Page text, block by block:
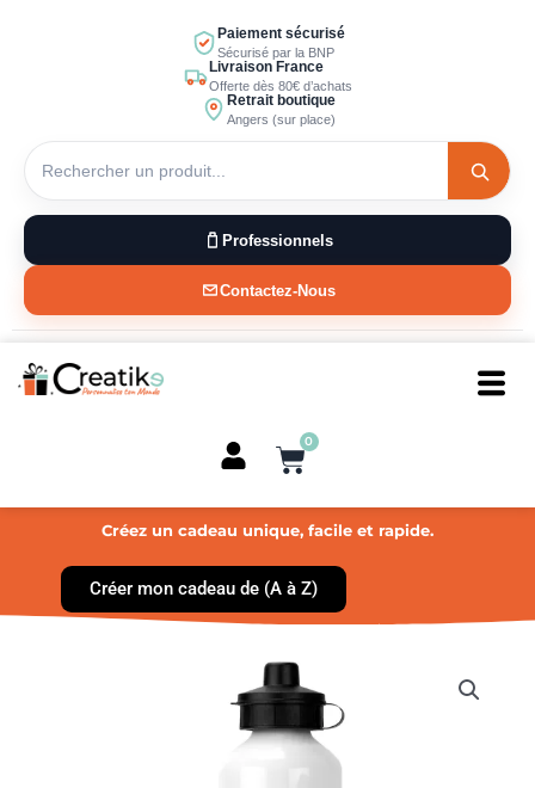
Paiement sécurisé
Sécurisé par la BNP
Livraison France
Offerte dès 80€ d’achats
Retrait boutique
Angers (sur place)
Professionnels
Contactez-Nous
0
Panier
Créez un cadeau unique, facile et rapide.
Créer mon cadeau de (A à Z)
quantité
de
Gourde
Enfant